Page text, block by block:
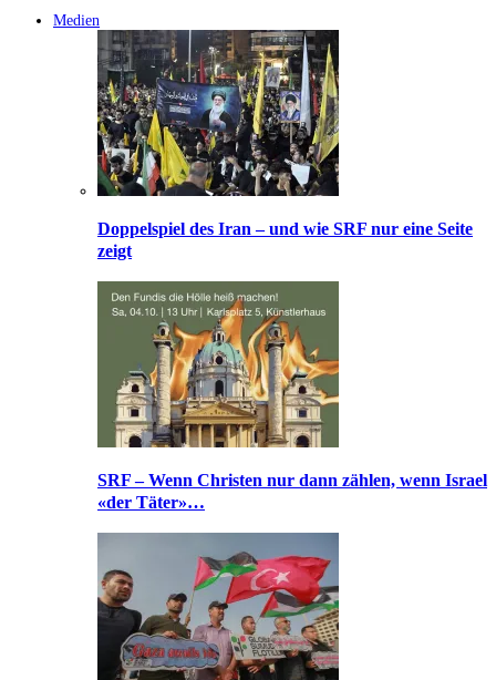
Medien
Doppelspiel des Iran – und wie SRF nur eine Seite
zeigt
SRF – Wenn Christen nur dann zählen, wenn Israel
«der Täter»…